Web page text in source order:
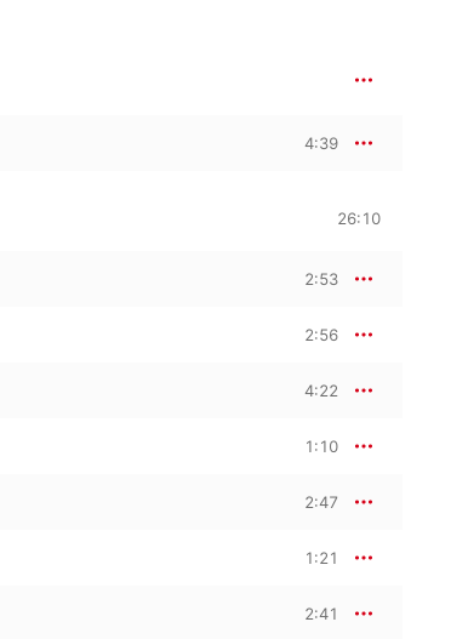
4:39
26:10
2:53
2:56
4:22
1:10
2:47
1:21
2:41